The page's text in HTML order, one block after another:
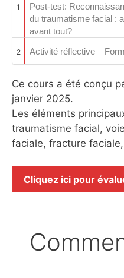
1
Post-test:
du traumatisme facial :
avant tout?
2 Activité réflective –
Ce cours a été conçu
janvier 2025.
Les éléments
traumatisme facial,
faciale, fracture
Cliquez ici pour